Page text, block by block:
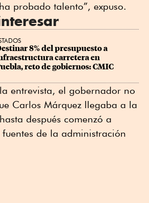
probado talento”, expuso.
8% del presupuesto a
carretera en
reto de gobiernos: CMIC
entrevista, el gobernador no
Carlos Márquez llegaba a la
después comenzó a
de la administración